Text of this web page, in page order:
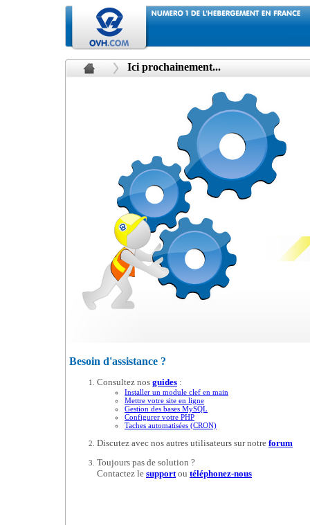
Ici prochainement...
Besoin d'assistance ?
Consultez nos guides :
Installer un module clef en main
Mettre votre site en ligne
Gestion des bases MySQL
Configurer votre PHP
Taches automatisées (CRON)
Discutez avec nos autres utilisateurs sur notre forum
Toujours pas de solution ?
Contactez le supportou téléphonez-nous